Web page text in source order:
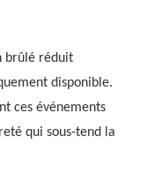
brûlé réduit
disponible.
ces événements
qui sous-tend la